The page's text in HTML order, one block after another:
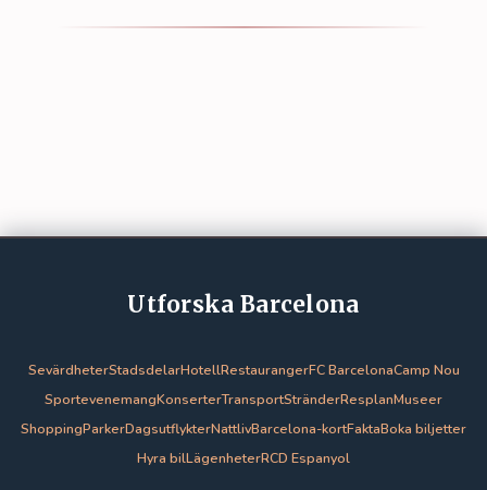
Utforska Barcelona
SevärdheterStadsdelarHotellRestaurangerFC BarcelonaCamp Nou
SportevenemangKonserterTransportStränderResplanMuseer
ShoppingParkerDagsutflykterNattlivBarcelona-kortFaktaBoka biljetter
Hyra bilLägenheterRCD Espanyol